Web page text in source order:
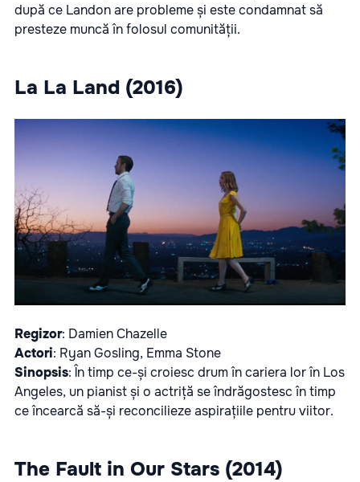
după ce Landon are probleme și este condamnat să
presteze muncă în folosul comunității.
La La Land (2016)
Regizor: Damien Chazelle
Actori: Ryan Gosling, Emma Stone
Sinopsis: În timp ce-și croiesc drum în cariera lor în Los
Angeles, un pianist și o actriță se îndrăgostesc în timp
ce încearcă să-și reconcilieze aspirațiile pentru viitor.
The Fault in Our Stars (2014)